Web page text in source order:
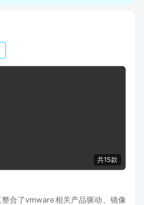
共15款
合了vmware相关产品驱动、镜像